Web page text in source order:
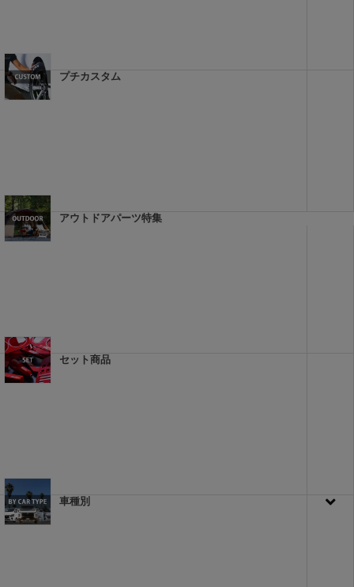
プチカスタム
アウトドアパーツ特集
セット商品
車種別